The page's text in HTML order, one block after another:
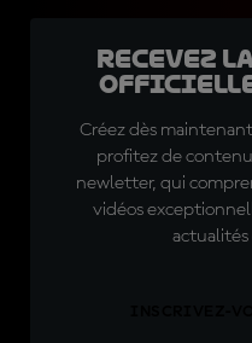
Recevez
officielle
Créez dès
profitez de
newletter, qui
vidéos